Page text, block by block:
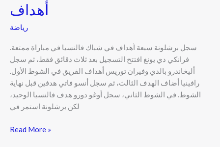
أهداف
رياضة
سجل برشلونة سبعة أهداف في شباك فالنسيا في مباراة ممتعة.
فرانكي دي يونغ افتتح التسجيل بعد ثلاث دقائق فقط، ثم سجل
أليخاندرو بالدي وفيران توريس أهداف الفريق في الشوط الأول.
رافينيا أضاف الهدف الثالث، ثم سجل أنسو فاتي هدفين قبل نهاية
الشوط. في الشوط الثاني، سجل أوغو دورو هدف فالنسيا الوحيد،
لكن برشلونة استمر في
Read More »